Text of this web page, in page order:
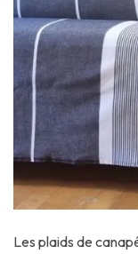
Les plaids de